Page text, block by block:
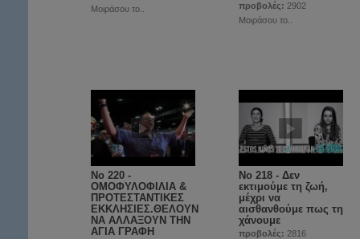
Μοιράσου το..
προβολές: 2902
Μοιράσου το..
Νο 220 -
ΟΜΟΦΥΛΟΦΙΛΙΑ &
ΠΡΟΤΕΣΤΑΝΤΙΚΕΣ
ΕΚΚΛΗΣΙΕΣ.ΘΕΛΟΥΝ
ΝΑ ΑΛΛΑΞΟΥΝ ΤΗΝ
ΑΓΙΑ ΓΡΑΦΗ
Νο 218 - Δεν
εκτιμούμε τη ζωή,
μέχρι να
αισθανθούμε πως τη
χάνουμε
προβολές: 2816